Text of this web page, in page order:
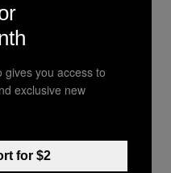
gives you access to
exclusive new
for $2